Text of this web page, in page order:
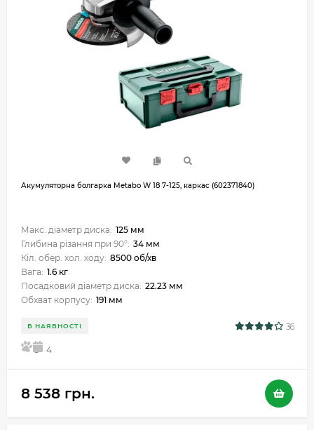
Акумуляторна болгарка Metabo W 18 7-125, каркас (602371840)
Макс. діаметр диска: 125 мм
Глибина різання при 90°: 34 мм
Кіл. обер. хол. ходу: 8500 об/хв
Вага: 1.6 кг
Посадковий діаметр диска: 22.23 мм
Обхват корпусу: 191 мм
В НАЯВНОСТІ 36
5 4
8 538 грн.